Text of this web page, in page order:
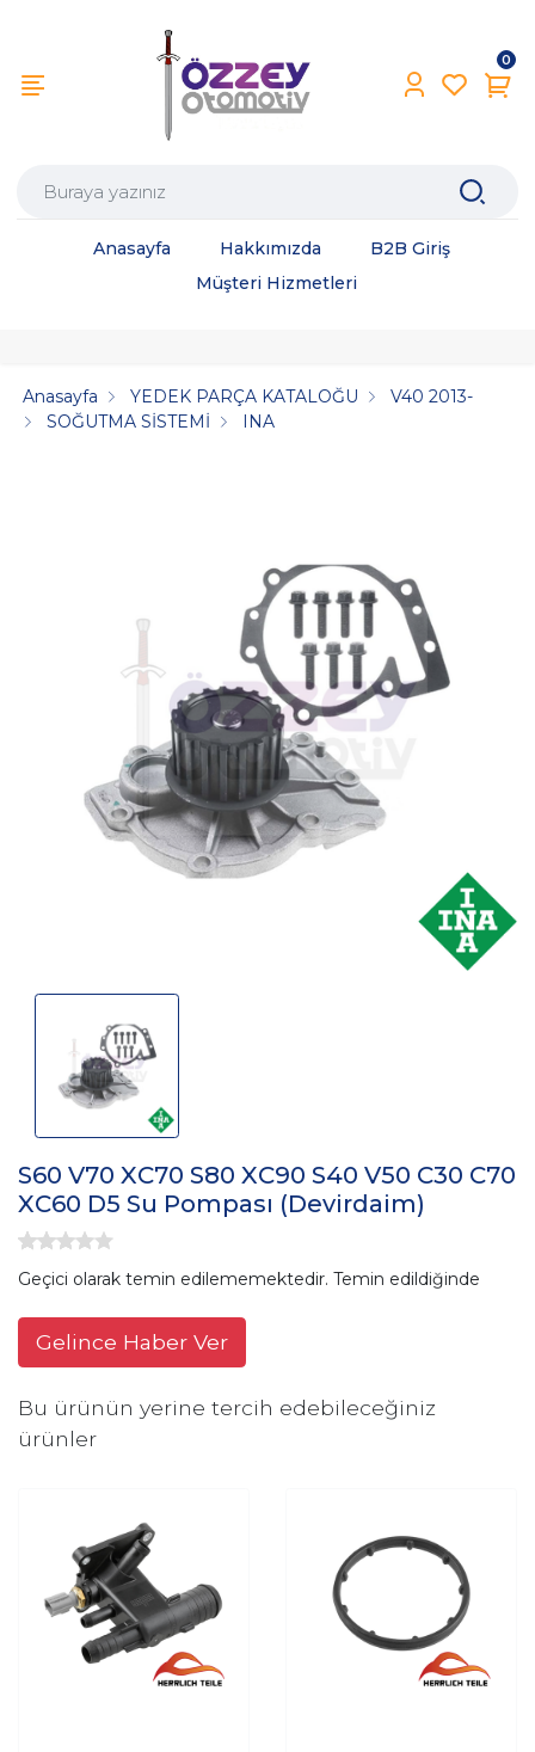
0
Anasayfa Hakkımızda
B2B Giriş
Müşteri Hizmetleri
Anasayfa YEDEK PARÇA KATALOĞU
V40 2013-
SOĞUTMA SİSTEMİ
INA
S60 V70 XC70 S80 XC90 S40 V50 C30 C70
XC60 D5 Su Pompası (Devirdaim)
Geçici olarak temin edilememektedir. Temin edildiğinde
Gelince Haber Ver
Bu ürünün yerine tercih edebileceğiniz
ürünler